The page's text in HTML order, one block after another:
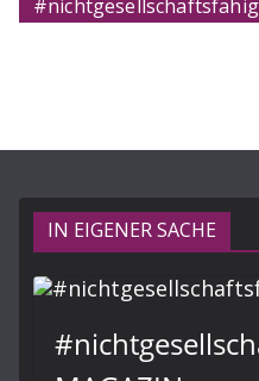
#nichtgesellschaftsfähig
IN EIGENER SACHE